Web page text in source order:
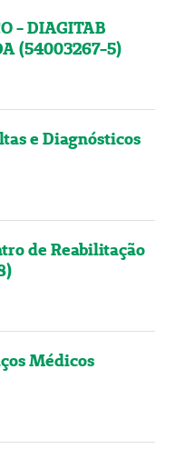
- DIAGITAB
(54003267-5)
e Diagnósticos
de Reabilitação
Médicos